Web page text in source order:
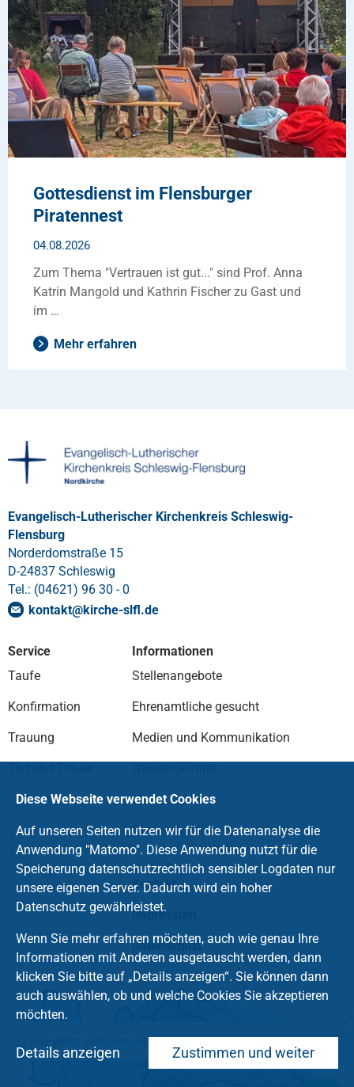
Gottesdienst im Flensburger
Piratennest
04.08.2026
Zum Thema "Vertrauen ist gut..." sind Prof. Anna
Katrin Mangold und Kathrin Fischer zu Gast und
im …
Mehr erfahren
Evangelisch-Lutherischer Kirchenkreis Schleswig-
Flensburg
Norderdomstraße 15
D-24837 Schleswig
Tel.: (04621) 96 30 - 0
kontakt@kirche-slfl.de
Service
Taufe
Konfirmation
Trauung
Informationen
Stellenangebote
Ehrenamtliche gesucht
Medien und Kommunikation
Kirche fördern
Soziale Medien
Kontakt
Impressum
Datenschutz
Diese Webseite verwendet Cookies
Auf unseren Seiten nutzen wir für die Datenanalyse die
Anwendung "Matomo". Diese Anwendung nutzt für die
Speicherung datenschutzrechtlich sensibler Logdaten nur
unsere eigenen Server. Dadurch wird ein hoher
Datenschutz gewährleistet.
Wenn Sie mehr erfahren möchten, auch wie genau Ihre
Informationen mit Anderen ausgetauscht werden, dann
klicken Sie bitte auf „Details anzeigen“. Sie können dann
auch auswählen, ob und welche Cookies Sie akzeptieren
möchten.
Zustimmen und weiter
Details anzeigen
Hier geht's zum Chat mit dem Team des Kirchenkreises